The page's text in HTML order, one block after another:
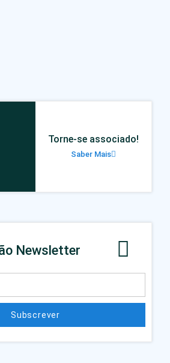
Torne-se associado!
Saber Mais
Newsletter
Subscrever